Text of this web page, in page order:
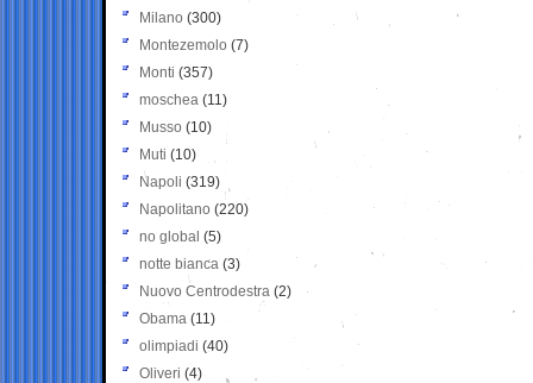
Milano (300)
Montezemolo (7)
Monti (357)
moschea (11)
Musso (10)
Muti (10)
Napoli (319)
Napolitano (220)
no global (5)
notte bianca (3)
Nuovo Centrodestra (2)
Obama (11)
olimpiadi (40)
Oliveri (4)